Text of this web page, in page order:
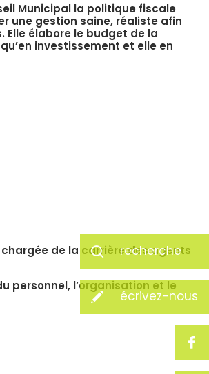
recherche
écrivez-nous
Municipal la politique fiscale
une gestion saine, réaliste afin
Elle élabore le budget de la
investissement et elle en
de la carrière des agents
personnel, l’organisation et le